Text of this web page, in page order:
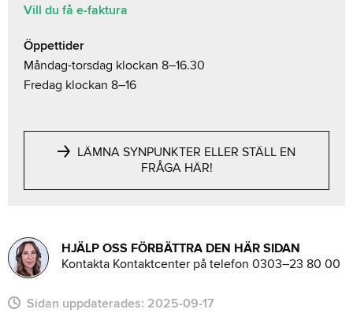
Vill du få e-faktura
Öppettider
Måndag-torsdag klockan 8–16.30
Fredag klockan 8–16
LÄMNA SYNPUNKTER ELLER STÄLL EN
FRÅGA HÄR!
HJÄLP OSS FÖRBÄTTRA DEN HÄR SIDAN
Kontakta Kontaktcenter på telefon 0303–23 80 00
Sidan uppdaterades: 2025-09-17